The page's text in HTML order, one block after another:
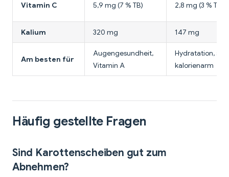
Vitamin C 5,9 mg (7 % TB) 2,8 mg (3 % TB)
Kalium 320 mg 147 mg
Am besten für
Augengesundheit,
Vitamin A
Hydratation,
kalorienarm
Häufig gestellte Fragen
Sind Karottenscheiben gut zum
Abnehmen?